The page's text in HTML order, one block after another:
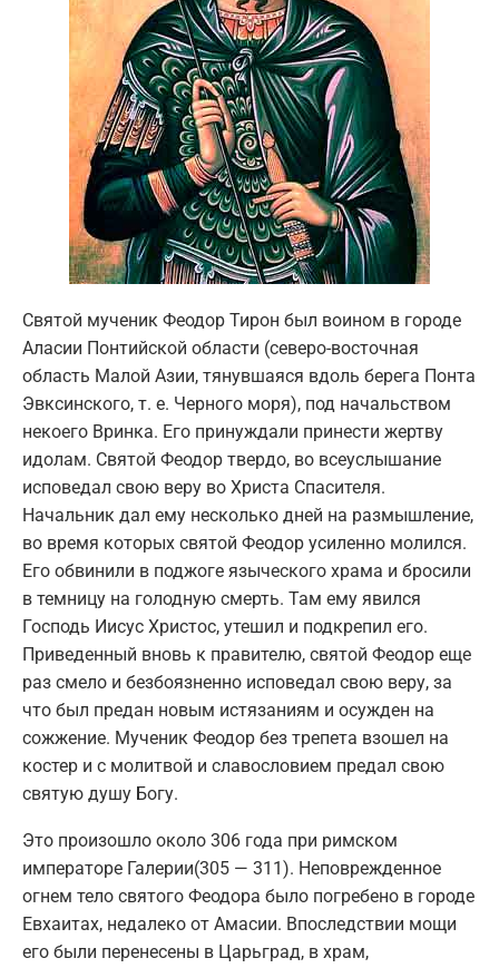
Святой мученик Феодор Тирон был воином в городе
Аласии Понтийской области (северо-восточная
область Малой Азии, тянувшаяся вдоль берега Понта
Эвксинского, т. е. Черного моря), под начальством
некоего Вринка. Его принуждали принести жертву
идолам. Святой Феодор твердо, во всеуслышание
исповедал свою веру во Христа Спасителя.
Начальник дал ему несколько дней на размышление,
во время которых святой Феодор усиленно молился.
Его обвинили в поджоге языческого храма и бросили
в темницу на голодную смерть. Там ему явился
Господь Иисус Христос, утешил и подкрепил его.
Приведенный вновь к правителю, святой Феодор еще
раз смело и безбоязненно исповедал свою веру, за
что был предан новым истязаниям и осужден на
сожжение. Мученик Феодор без трепета взошел на
костер и с молитвой и славословием предал свою
святую душу Богу.
Это произошло около 306 года при римском
императоре Галерии(305 — 311). Неповрежденное
огнем тело святого Феодора было погребено в городе
Евхаитах, недалеко от Амасии. Впоследствии мощи
его были перенесены в Царьград, в храм,